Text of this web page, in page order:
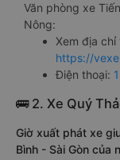
Văn phòng xe
Nông:
Xem địa
https://
Điện thoại:
🚌 2. Xe Quý
Giờ xuất phát xe
Bình - Sài Gòn của